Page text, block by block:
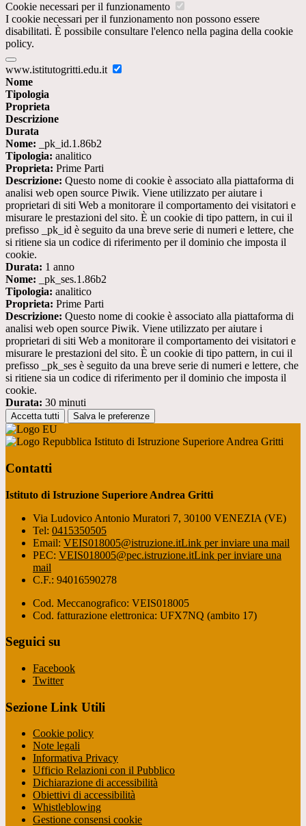
Cookie necessari per il funzionamento
I cookie necessari per il funzionamento non possono essere
disabilitati. È possibile consultare l'elenco nella pagina della cookie
policy.
www.istitutogritti.edu.it
Nome
Tipologia
Proprieta
Descrizione
Durata
Nome: _pk_id.1.86b2
Tipologia: analitico
Proprieta: Prime Parti
Descrizione: Questo nome di cookie è associato alla piattaforma di
analisi web open source Piwik. Viene utilizzato per aiutare i
proprietari di siti Web a monitorare il comportamento dei visitatori e
misurare le prestazioni del sito. È un cookie di tipo pattern, in cui il
prefisso _pk_id è seguito da una breve serie di numeri e lettere, che
si ritiene sia un codice di riferimento per il dominio che imposta il
cookie.
Durata: 1 anno
Nome: _pk_ses.1.86b2
Tipologia: analitico
Proprieta: Prime Parti
Descrizione: Questo nome di cookie è associato alla piattaforma di
analisi web open source Piwik. Viene utilizzato per aiutare i
proprietari di siti Web a monitorare il comportamento dei visitatori e
misurare le prestazioni del sito. È un cookie di tipo pattern, in cui il
prefisso _pk_ses è seguito da una breve serie di numeri e lettere, che
si ritiene sia un codice di riferimento per il dominio che imposta il
cookie.
Durata: 30 minuti
Accetta tutti Salva le preferenze
Istituto di Istruzione Superiore Andrea Gritti
Contatti
Istituto di Istruzione Superiore Andrea Gritti
Via Ludovico Antonio Muratori 7, 30100 VENEZIA (VE)
Tel: 0415350505
Email: VEIS018005@istruzione.itLink per inviare una mail
PEC: VEIS018005@pec.istruzione.itLink per inviare una
mail
C.F.: 94016590278
Cod. Meccanografico: VEIS018005
Cod. fatturazione elettronica: UFX7NQ (ambito 17)
Seguici su
Facebook
Twitter
Sezione Link Utili
Cookie policy
Note legali
Informativa Privacy
Ufficio Relazioni con il Pubblico
Dichiarazione di accessibilità
Obiettivi di accessibilità
Whistleblowing
Gestione consensi cookie